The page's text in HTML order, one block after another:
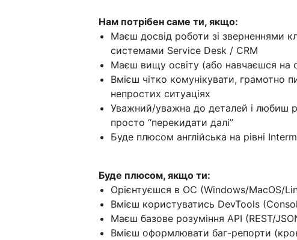
Нам потрібен саме ти, якщо:
Маєш досвід роботи зі зверненнями
системами Service Desk / CRM
Маєш вищу освіту (або навчаєшся на
Вмієш чітко комунікувати, грамотно
непростих ситуаціях
Уважний/уважна до деталей і любиш
просто “перекидати далі”
Буде плюсом англійська на рівні
Буде плюсом, якщо ти:
Орієнтуєшся в ОС (Windows/MacOS/
Вмієш користуватись DevTools
Маєш базове розуміння API (REST/
Вмієш оформлювати баг-репорти